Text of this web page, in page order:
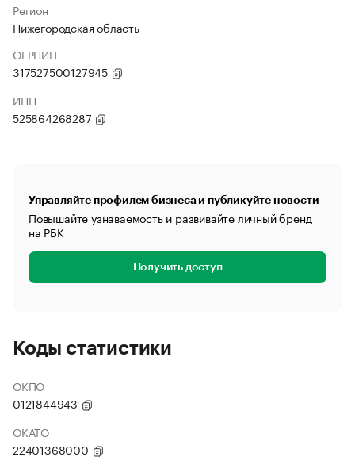
Регион
Нижегородская область
ОГРНИП
317527500127945
ИНН
525864268287
Управляйте профилем бизнеса и публикуйте новости
Повышайте узнаваемость и развивайте личный бренд
на РБК
Получить доступ
Коды статистики
ОКПО
0121844943
ОКАТО
22401368000